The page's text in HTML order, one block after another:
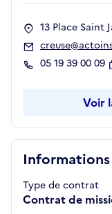
Type de contrat
Contrat de
13 Place Saint
05 19 39 00 09
Voir